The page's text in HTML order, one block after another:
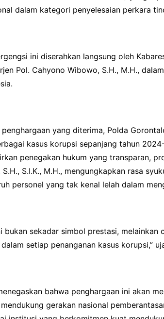
dalam kategori penyelesaian perkara
ini diserahkan langsung oleh
Pol. Cahyono Wibowo, S.H., M.H.,
yang diterima, Polda
kasus korupsi sepanjang tahun
penegakan hukum yang transparan,
S.I.K., M.H., mengungkapkan rasa
personel yang tak kenal lelah dalam
bukan sekadar simbol prestasi,
setiap penanganan kasus korupsi,”
bahwa penghargaan ini akan
gerakan nasional